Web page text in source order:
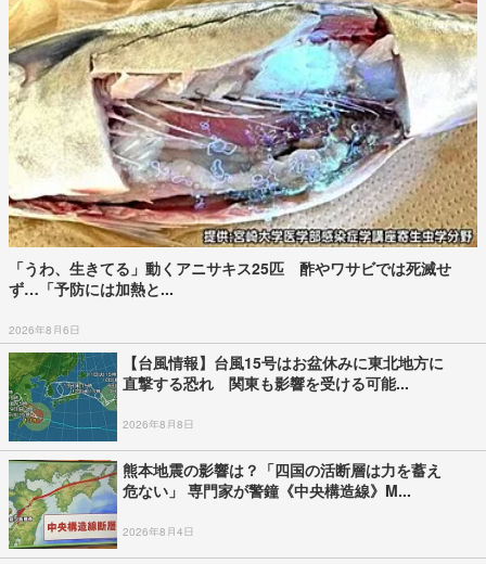
「うわ、生きてる」動くアニサキス25匹 酢やワサビでは死滅せ
ず…「予防には加熱と...
2026年8月6日
【台風情報】台風15号はお盆休みに東北地方に
直撃する恐れ 関東も影響を受ける可能...
2026年8月8日
熊本地震の影響は？「四国の活断層は力を蓄え
危ない」 専門家が警鐘《中央構造線》M...
2026年8月4日